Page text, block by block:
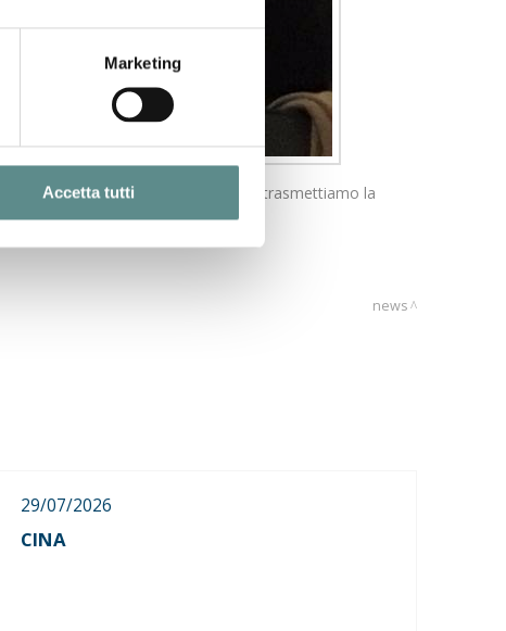
Marketing
Accetta tutti
il Ma.Mu della CCIAA di Mantova, trasmettiamo la
news
29/07/2026
CINA